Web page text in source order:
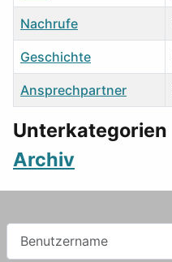
Nachrufe
Geschichte
Ansprechpartner
Unterkategorien
Archiv